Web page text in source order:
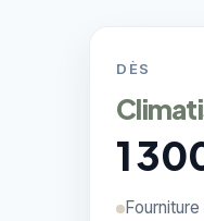
DÈS
1